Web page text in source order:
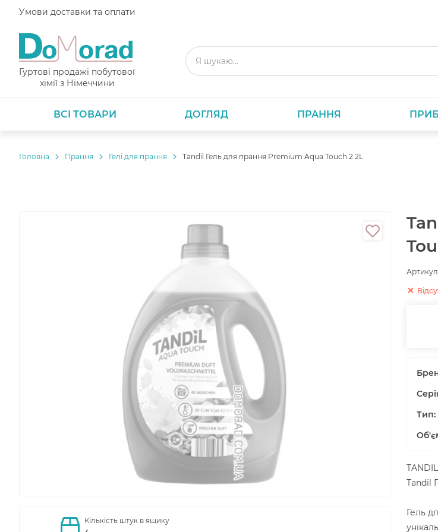
Умови доставки та оплати
Гуртові продажі побутової
хімії з Німеччини
ВСІ ТОВАРИ ДОГЛЯД ПРАННЯ
Головнa Прання Гелі для прання Tandil Гель для прання Premium Aqua Touch 2.2L
Кількість штук в ящику
Тип:
Tandil
Гель